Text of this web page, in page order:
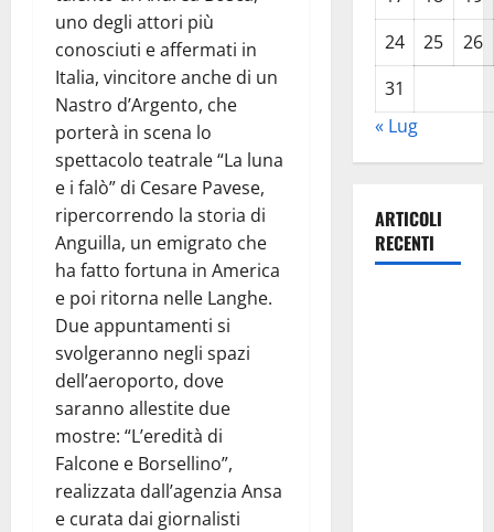
uno degli attori più
conosciuti e affermati in
Italia, vincitore anche di un
Nastro d’Argento, che
porterà in scena lo
spettacolo teatrale “La luna
e i falò” di Cesare Pavese,
ripercorrendo la storia di
Anguilla, un emigrato che
ha fatto fortuna in America
e poi ritorna nelle Langhe.
Due appuntamenti si
svolgeranno negli spazi
dell’aeroporto, dove
saranno allestite due
mostre: “L’eredità di
Falcone e Borsellino”,
realizzata dall’agenzia Ansa
e curata dai giornalisti
24
25
26
31
« Lug
ARTICOLI
RECENTI